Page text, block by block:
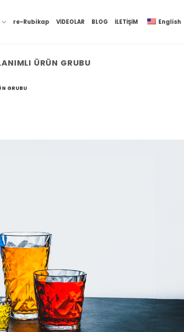
re-Rubikap VİDEOLAR BLOG İLETİŞİM English
ÜRÜN GRUBU
GRUBU